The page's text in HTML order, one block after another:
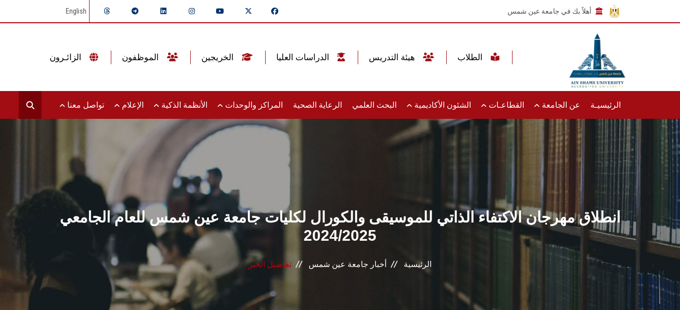
أهلاً بك في جامعة عين شمس English
الرئيسيـة عن الجامعة القطاعـات الشئون الأكاديمية البحث العلمي الرعاية الصحية المراكز والوحدات الأنظمة الذكية الإعلام تواصل معنا
انطلاق مهرجان الاكتفاء الذاتي للموسيقى والكورال لكليات جامعة عين شمس للعام الجامعي
2024/2025
الرئيسية أخبار جامعة عين شمس تفاصيل الخبر